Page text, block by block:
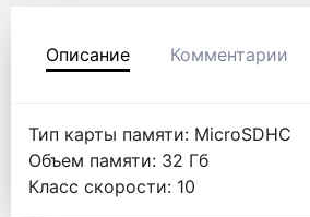
Описание Комментарии
Тип карты памяти: MicroSDHC
Объем памяти: 32 Гб
Класс скорости: 10